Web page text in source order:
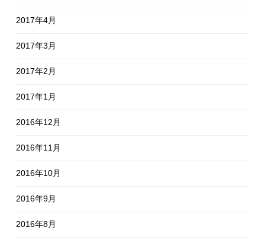
2017年4月
2017年3月
2017年2月
2017年1月
2016年12月
2016年11月
2016年10月
2016年9月
2016年8月